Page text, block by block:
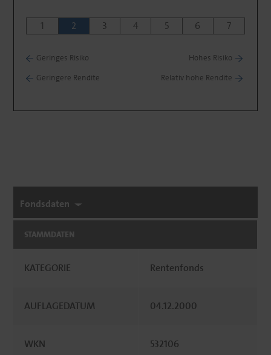
1 2 3 4 5 6 7
Geringes Risiko
Hohes Risiko
Geringere Rendite
Relativ hohe Rendite
Fondsdaten
STAMMDATEN
KATEGORIE Rentenfonds
AUFLAGEDATUM 04.12.2000
WKN 532106